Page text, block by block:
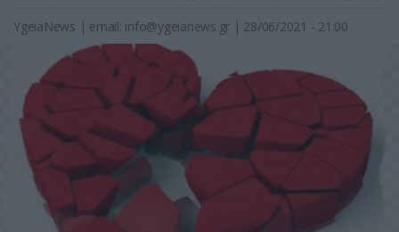
YgeiaNews | email: info@ygeianews.gr | 28/06/2021 - 21:00